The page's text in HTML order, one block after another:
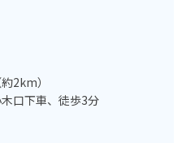
2km）
口下車、徒歩3分